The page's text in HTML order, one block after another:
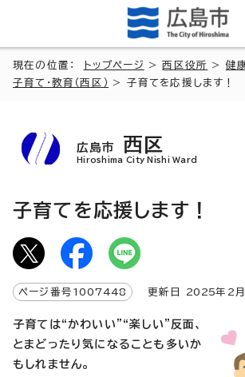
現在の位置： トップページ >西区役所 > 健
子育て・教育（西区）
> 子育てを応援します！
広島市 西区
Hiroshima City Nishi Ward
子育てを応援します！
ページ番号 1007448 更新日 2025年2月
子育ては“かわいい”“楽しい”反面、
とまどったり気になることも多いか
もしれません。